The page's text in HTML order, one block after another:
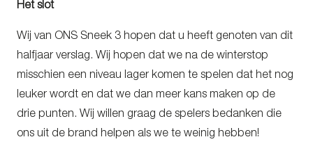
Het slot
Wij van ONS Sneek 3 hopen dat u heeft genoten van dit
halfjaar verslag. Wij hopen dat we na de winterstop
misschien een niveau lager komen te spelen dat het nog
leuker wordt en dat we dan meer kans maken op de
drie punten. Wij willen graag de spelers bedanken die
ons uit de brand helpen als we te weinig hebben!